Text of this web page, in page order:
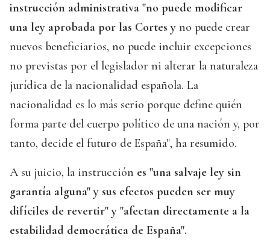
instrucción administrativa "no puede modificar
una ley aprobada por las Cortes y no puede crear
nuevos beneficiarios, no puede incluir excepciones
no previstas por el legislador ni alterar la naturaleza
jurídica de la nacionalidad española. La
nacionalidad es lo más serio porque define quién
forma parte del cuerpo político de una nación y, por
tanto, decide el futuro de España", ha resumido.
A su juicio, la instrucción es "una salvaje ley sin
garantía alguna" y sus efectos pueden ser muy
difíciles de revertir" y "afectan directamente a la
estabilidad democrática de España".